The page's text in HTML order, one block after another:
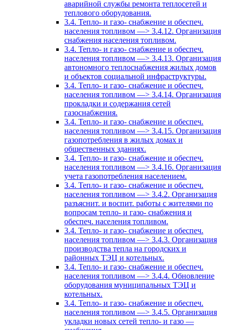
аварийной службы ремонта теплосетей и
теплового оборудования.
3.4. Тепло- и газо- снабжение и обеспеч.
населения топливом —> 3.4.12. Организация
снабжения населения топливом.
3.4. Тепло- и газо- снабжение и обеспеч.
населения топливом —> 3.4.13. Организация
автономного теплоснабжения жилых домов
и объектов социальной инфраструктуры.
3.4. Тепло- и газо- снабжение и обеспеч.
населения топливом —> 3.4.14. Организация
прокладки и содержания сетей
газоснабжения.
3.4. Тепло- и газо- снабжение и обеспеч.
населения топливом —> 3.4.15. Организация
газопотребления в жилых домах и
общественных зданиях.
3.4. Тепло- и газо- снабжение и обеспеч.
населения топливом —> 3.4.16. Организация
учета газопотребления населением.
3.4. Тепло- и газо- снабжение и обеспеч.
населения топливом —> 3.4.2. Организация
разъяснит. и воспит. работы с жителями по
вопросам тепло- и газо- снабжения и
обеспеч. населения топливом.
3.4. Тепло- и газо- снабжение и обеспеч.
населения топливом —> 3.4.3. Организация
производства тепла на городских и
районных ТЭЦ и котельных.
3.4. Тепло- и газо- снабжение и обеспеч.
населения топливом —> 3.4.4. Обновление
оборудования муниципальных ТЭЦ и
котельных.
3.4. Тепло- и газо- снабжение и обеспеч.
населения топливом —> 3.4.5. Организация
укладки новых сетей тепло- и газо —